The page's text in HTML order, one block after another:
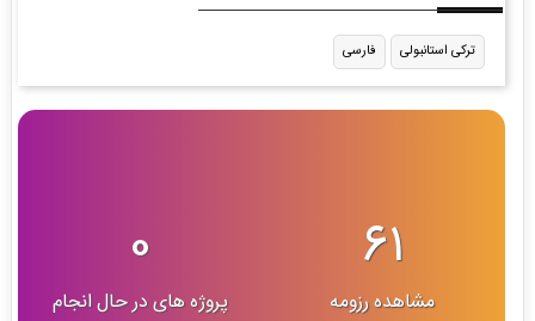
ترکی استانبولی فارسی
61
مشاهده رزومه
0
پروژه های در حال انجام